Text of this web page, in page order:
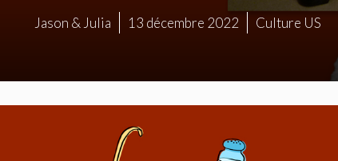
Jason & Julia 13 décembre 2022 Culture US